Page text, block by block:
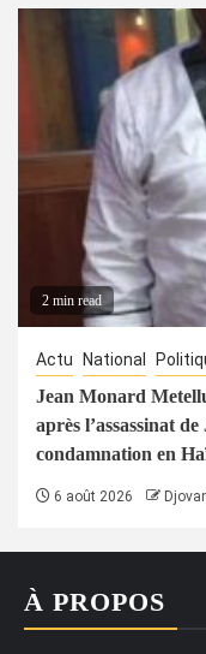
2 min read
Actu National
Jean Monard
après l’assassinat
condamnation en
6 août 2026
À PROPOS